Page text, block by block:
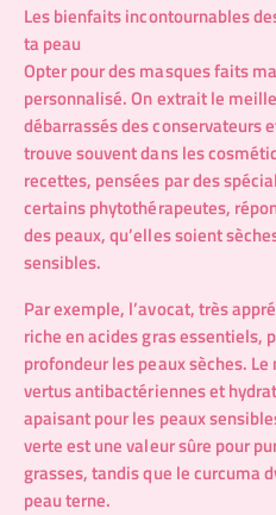
Les bienfaits incontournables
ta peau
Opter pour des masques faits
personnalisé. On extrait le
débarrassés des conservateurs
trouve souvent dans les
recettes, pensées par des
certains phytothérapeutes,
des peaux, qu’elles soient
sensibles.
Par exemple, l’avocat, très
riche en acides gras essentiels,
profondeur les peaux sèches.
vertus antibactériennes et
apaisant pour les peaux
verte est une valeur sûre pour
grasses, tandis que le curcuma
peau terne.